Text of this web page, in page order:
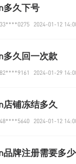
多久下号
2024-01-12
多久回一次款
2024-01-29
店铺冻结多久
2024-01-12
品牌注册需要多